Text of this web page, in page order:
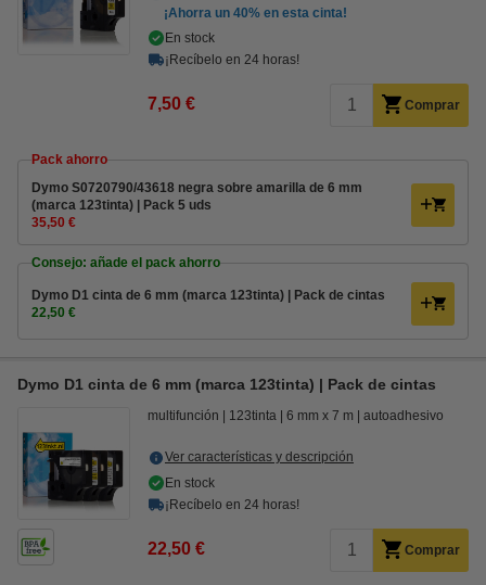
¡Ahorra un 40% en esta cinta!
En stock
¡Recíbelo en 24 horas!
7,50 € Comprar
Pack ahorro
Dymo S0720790/43618 negra sobre amarilla de 6 mm
(marca 123tinta) | Pack 5 uds
35,50 €
Consejo: añade el pack ahorro
Dymo D1 cinta de 6 mm (marca 123tinta) | Pack de cintas
22,50 €
Dymo D1 cinta de 6 mm (marca 123tinta) | Pack de cintas
multifunción 123tinta 6 mm x 7 m autoadhesivo
Ver características y descripción
En stock
¡Recíbelo en 24 horas!
22,50 € Comprar